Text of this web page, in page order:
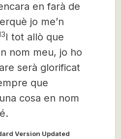
en farà de
jo me’n
I tot allò que
nom meu, jo ho
serà glorificat
que
cosa en nom
Version Updated